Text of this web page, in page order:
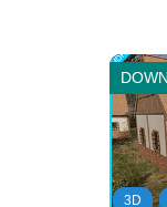
DOWN
3D